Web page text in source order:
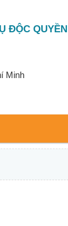
ĐỘC QUYỀN
Minh